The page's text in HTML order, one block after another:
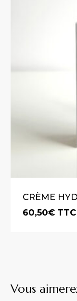
CRÈME
60,50€ TTC
Vous